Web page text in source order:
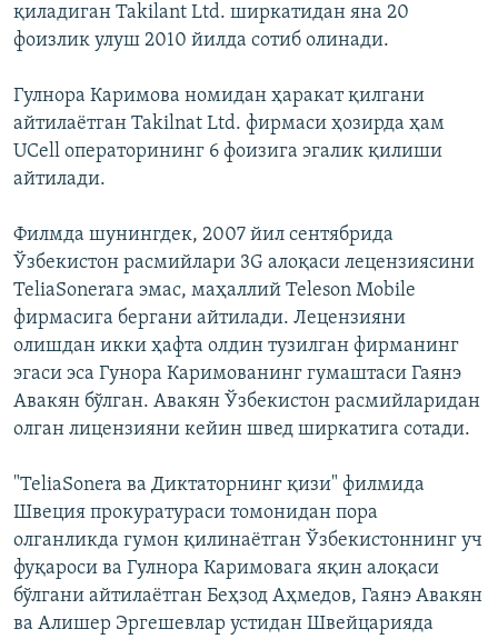
қиладиган Takilant Ltd. ширкатидан яна 20
фоизлик улуш 2010 йилда сотиб олинади.
Гулнора Каримова номидан ҳаракат қилгани
айтилаётган Takilnat Ltd. фирмаси ҳозирда ҳам
UCell операторининг 6 фоизига эгалик қилиши
айтилади.
Филмда шунингдек, 2007 йил сентябрида
Ўзбекистон расмийлари 3G алоқаси лецензиясини
TeliaSoneraга эмас, маҳаллий Teleson Mobile
фирмасига бергани айтилади. Лецензияни
олишдан икки ҳафта олдин тузилган фирманинг
эгаси эса Гунора Каримованинг гумаштаси Гаянэ
Авакян бўлган. Авакян Ўзбекистон расмийларидан
олган лицензияни кейин швед ширкатига сотади.
"TeliaSonera ва Диктаторнинг қизи" филмида
Швеция прокуратураси томонидан пора
олганликда гумон қилинаётган Ўзбекистоннинг уч
фуқароси ва Гулнора Каримовага яқин алоқаси
бўлгани айтилаётган Беҳзод Аҳмедов, Гаянэ Авакян
ва Алишер Эргешевлар устидан Швейцарияда